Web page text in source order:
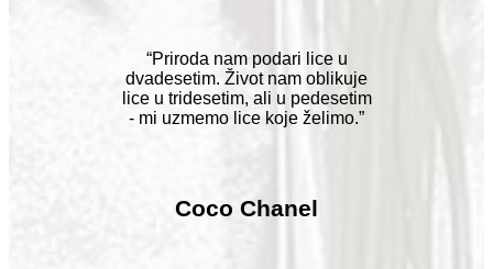
“Priroda nam podari lice u
dvadesetim. Život nam oblikuje
lice u tridesetim, ali u pedesetim
- mi uzmemo lice koje želimo.”
Coco Chanel